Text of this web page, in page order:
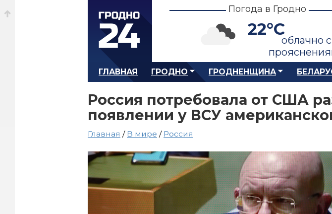
Погода в Гродно
22°C
облачно с
ГЛАВНАЯ ГРОДНО ГРОДНЕНЩИНА
Россия потребовала от США
появлении у ВСУ
Главная / В мире / Россия